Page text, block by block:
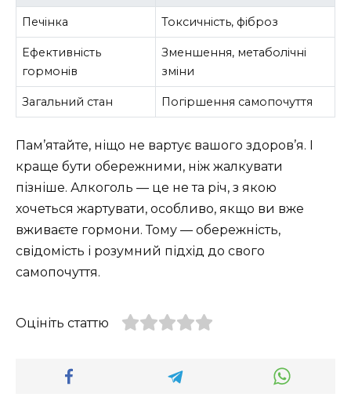
Печінка Токсичність, фіброз
Ефективність
гормонів
Зменшення, метаболічні
зміни
Загальний стан Погіршення самопочуття
Пам’ятайте, ніщо не вартує вашого здоров’я. І
краще бути обережними, ніж жалкувати
пізніше. Алкоголь — це не та річ, з якою
хочеться жартувати, особливо, якщо ви вже
вживаєте гормони. Тому — обережність,
свідомість і розумний підхід до свого
самопочуття.
Оцініть статтю